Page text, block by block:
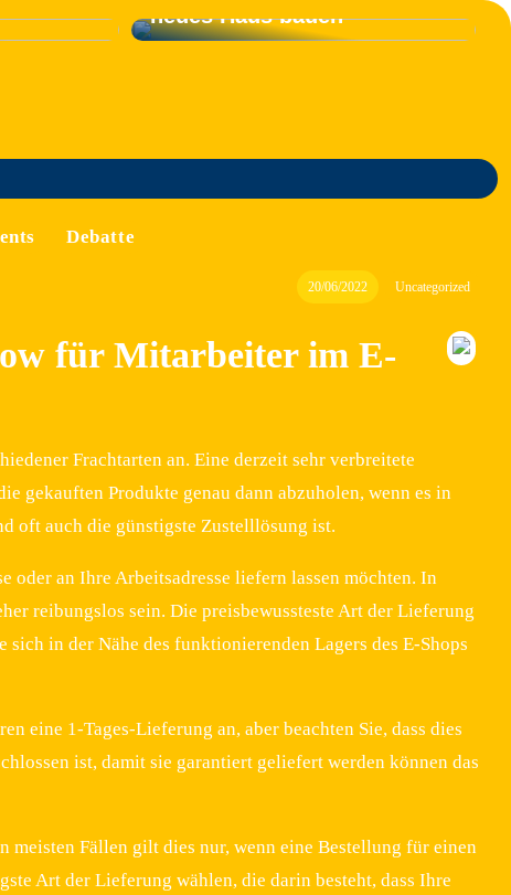
neues Haus bauen
Debatte
20/06/2022 Uncategorized
für Mitarbeiter im E-
Frachtarten an. Eine derzeit sehr verbreitete
gekauften Produkte genau dann abzuholen, wenn es in
oft auch die günstigste Zustelllösung ist.
oder an Ihre Arbeitsadresse liefern lassen möchten. In
reibungslos sein. Die preisbewussteste Art der Lieferung
in der Nähe des funktionierenden Lagers des E-Shops
eine 1-Tages-Lieferung an, aber beachten Sie, dass dies
ist, damit sie garantiert geliefert werden können das
meisten Fällen gilt dies nur, wenn eine Bestellung für einen
Art der Lieferung wählen, die darin besteht, dass Ihre